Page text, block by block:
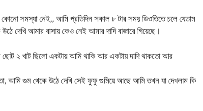
সমস্যা নেই,, আমি প্রতিদিন সকাল ৮ টার সময় ডিওতিতে চলে যেতাম
দেখি আমার বাসায় কেও নেই আমার দাদি বাজারে গিয়েছে।
২ খাট ছিলো একটায় আমি থাকি আর একটায় দাদি থাকতো আর
আমি গুম থেকে উঠে দেখি সেই ফুফু গুমিয়ে আছে আমি তখন যা দেখলাম কি